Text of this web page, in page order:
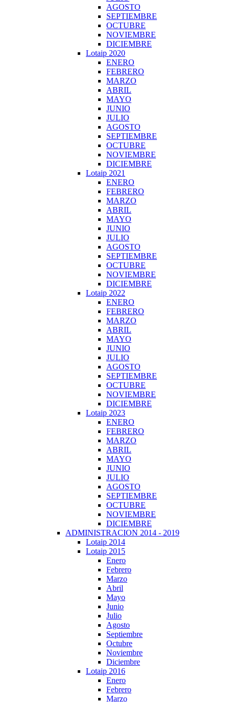
AGOSTO
SEPTIEMBRE
OCTUBRE
NOVIEMBRE
DICIEMBRE
Lotaip 2020
ENERO
FEBRERO
MARZO
ABRIL
MAYO
JUNIO
JULIO
AGOSTO
SEPTIEMBRE
OCTUBRE
NOVIEMBRE
DICIEMBRE
Lotaip 2021
ENERO
FEBRERO
MARZO
ABRIL
MAYO
JUNIO
JULIO
AGOSTO
SEPTIEMBRE
OCTUBRE
NOVIEMBRE
DICIEMBRE
Lotaip 2022
ENERO
FEBRERO
MARZO
ABRIL
MAYO
JUNIO
JULIO
AGOSTO
SEPTIEMBRE
OCTUBRE
NOVIEMBRE
DICIEMBRE
Lotaip 2023
ENERO
FEBRERO
MARZO
ABRIL
MAYO
JUNIO
JULIO
AGOSTO
SEPTIEMBRE
OCTUBRE
NOVIEMBRE
DICIEMBRE
ADMINISTRACION 2014 - 2019
Lotaip 2014
Lotaip 2015
Enero
Febrero
Marzo
Abril
Mayo
Junio
Julio
Agosto
Septiembre
Octubre
Noviembre
Diciembre
Lotaip 2016
Enero
Febrero
Marzo